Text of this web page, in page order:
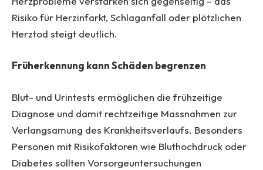
Risiko für Herzinfarkt, Schlaganfall oder plötzlichen
Herztod steigt deutlich.
Früherkennung kann Schäden begrenzen
Blut- und Urintests ermöglichen die frühzeitige
Diagnose und damit rechtzeitige Massnahmen zur
Verlangsamung des Krankheitsverlaufs. Besonders
Personen mit Risikofaktoren wie Bluthochdruck oder
Diabetes sollten Vorsorgeuntersuchungen